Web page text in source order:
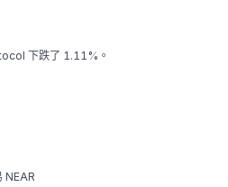
下跌了 1.11%。
NEAR